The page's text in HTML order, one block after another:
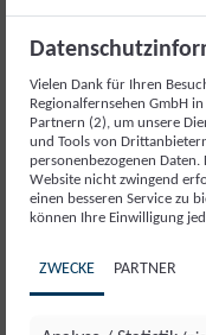
AUFATMEN
Vielen Dank für Ihren
Regionalfernsehen GmbH
Partnern (2), um unsere
und Tools von
personenbezogenen
Website nicht zwingend
einen besseren Service zu
können Ihre Einwilligung
ZWECKE PARTNER